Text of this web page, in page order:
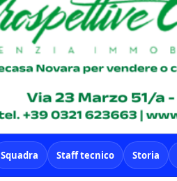
Squadra Staff tecnico Storia